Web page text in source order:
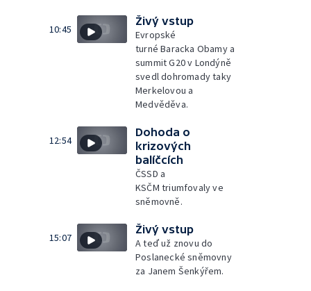
10:45
Živý vstup
Evropské
turné Baracka Obamy a
summit G20 v Londýně
svedl dohromady taky
Merkelovou a
Medvěděva.
12:54
Dohoda o
krizových
balíčcích
ČSSD a
KSČM triumfovaly ve
sněmovně.
15:07
Živý vstup
A teď už znovu do
Poslanecké sněmovny
za Janem Šenkýřem.